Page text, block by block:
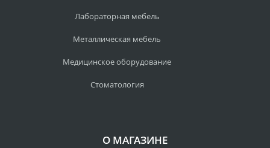
Лабораторная мебель
Металлическая мебель
Медицинское оборудование
Стоматология
О МАГАЗИНЕ